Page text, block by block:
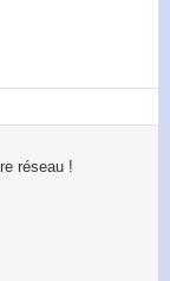
réseau !